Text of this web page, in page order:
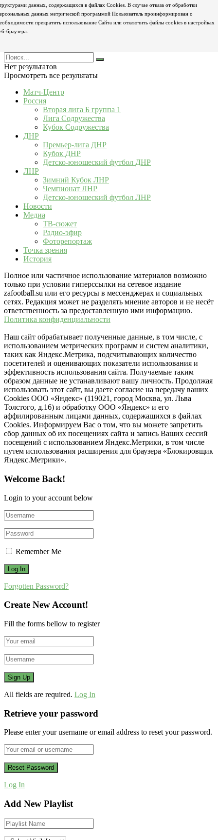
данных, содержащихся в файлах Cookies. В случае отказа от обработки
данных метрической программой Пользователь проинформирован о
прекратить использование Сайта или отключить файлы cookies в настройках
браузера.
Нет результатов
Просмотреть все результаты
Матч-Центр
Россия
Вторая лига Б группа 1
Лига Содружества
Кубок Содружества
ДНР
Премьер-лига ДНР
Кубок ДНР
Детско-юношеский футбол ДНР
ЛНР
Зимний Кубок ЛНР
Чемпионат ЛНР
Детско-юношеский футбол ЛНР
Новости
Медиа
ТВ-сюжет
Радио-эфир
Фоторепортаж
Точка зрения
История
Полное или частичное использование материалов возможно
только при условии гиперссылки на сетевое издание
zafootball.su или его ресурсы в мессенджерах и социальных
сетях. Редакция может не разделять мнение авторов и не несёт
ответственность за предоставленную ими информацию.
Политика конфиденциальности
Наш сайт обрабатывает полученные данные, в том числе, с
использованием метрических программ и систем аналитики,
таких как Яндекс.Метрика, подсчитывающих количество
посетителей и оценивающих показатели использования и
эффективность использования сайта. Получаемые таким
образом данные не устанавливают вашу личность. Продолжая
использовать этот сайт, вы даете согласие на передачу ваших
Cookies ООО «Яндекс» (119021, город Москва, ул. Льва
Толстого, д.16) и обработку ООО «Яндекс» и его
аффилированным лицами данных, содержащихся в файлах
Cookies. Информируем Вас о том, что вы можете запретить
сбор данных об их посещениях сайта и запись Ваших сессий
посещений с использованием Яндекс.Метрики, в том числе
путем использования расширения для браузера «Блокировщик
Яндекс.Метрики».
Welcome Back!
Login to your account below
Remember Me
Forgotten Password?
Create New Account!
Fill the forms bellow to register
All fields are required. Log In
Retrieve your password
Please enter your username or email address to reset your password.
Log In
Add New Playlist